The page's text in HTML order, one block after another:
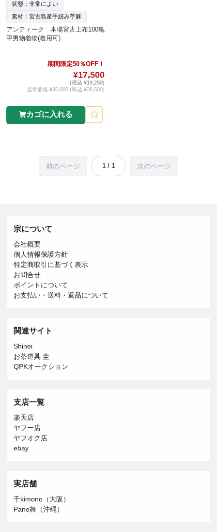
状態：非常によい
素材：宮古島産手績み苧麻
アンティーク 本場宮古上布100亀
甲男物着物(着用可)
期間限定50％OFF！
¥17,500
(税込 ¥19,250)
通常価格 ¥35,000 (税込 ¥38,500)
カゴに入れる
前のページ 1 / 1 次のページ
宗について
会社概要
個人情報保護方針
特定商取引に基づく表示
お問合せ
ポイントについて
お支払い・送料・返品について
関連サイト
Shinei
お茶道具 圭
QPKオークション
支店一覧
楽天店
ヤフー店
ヤフオク店
ebay
実店舗
千kimono（大阪）
Pano舞（沖縄）